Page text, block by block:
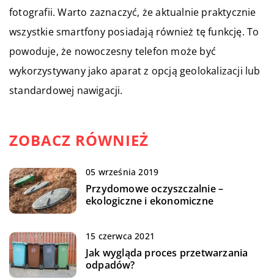
fotografii. Warto zaznaczyć, że aktualnie praktycznie
wszystkie smartfony posiadają również tę funkcję. To
powoduje, że nowoczesny telefon może być
wykorzystywany jako aparat z opcją geolokalizacji lub
standardowej nawigacji.
ZOBACZ RÓWNIEŻ
05 września 2019
Przydomowe oczyszczalnie –
ekologiczne i ekonomiczne
15 czerwca 2021
Jak wygląda proces przetwarzania
odpadów?